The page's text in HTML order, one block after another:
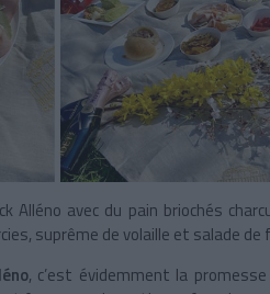
Alléno avec du pain briochés
suprême de volaille et salade de
, c’est évidemment la